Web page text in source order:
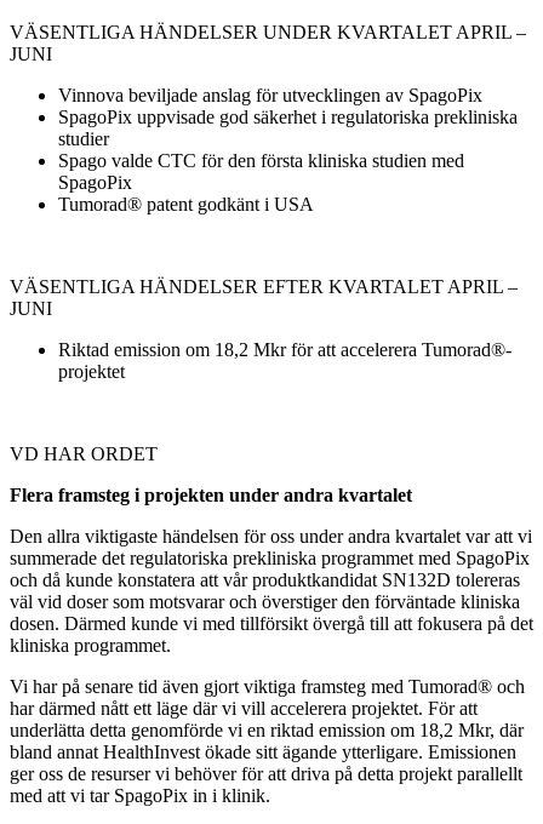
VÄSENTLIGA HÄNDELSER UNDER KVARTALET APRIL –
JUNI
Vinnova beviljade anslag för utvecklingen av SpagoPix
SpagoPix uppvisade god säkerhet i regulatoriska prekliniska
studier
Spago valde CTC för den första kliniska studien med
SpagoPix
Tumorad® patent godkänt i USA
VÄSENTLIGA HÄNDELSER EFTER KVARTALET APRIL –
JUNI
Riktad emission om 18,2 Mkr för att accelerera Tumorad®-
projektet
VD HAR ORDET
Flera framsteg i projekten under andra kvartalet
Den allra viktigaste händelsen för oss under andra kvartalet var att vi
summerade det regulatoriska prekliniska programmet med SpagoPix
och då kunde konstatera att vår produktkandidat SN132D tolereras
väl vid doser som motsvarar och överstiger den förväntade kliniska
dosen. Därmed kunde vi med tillförsikt övergå till att fokusera på det
kliniska programmet.
Vi har på senare tid även gjort viktiga framsteg med Tumorad® och
har därmed nått ett läge där vi vill accelerera projektet. För att
underlätta detta genomförde vi en riktad emission om 18,2 Mkr, där
bland annat HealthInvest ökade sitt ägande ytterligare. Emissionen
ger oss de resurser vi behöver för att driva på detta projekt parallellt
med att vi tar SpagoPix in i klinik.